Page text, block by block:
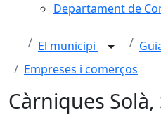
Departament de
El municipi
Empreses i comerços
Càrniques Solà,